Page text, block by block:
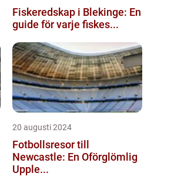
Fiskeredskap i Blekinge: En
guide för varje fiskes...
20 augusti 2024
Fotbollsresor till
Newcastle: En Oförglömlig
Upple...